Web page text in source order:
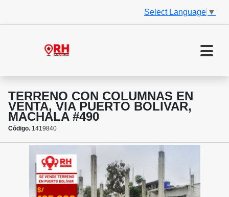
Select Language ▼
TERRENO CON COLUMNAS EN
VENTA, VIA PUERTO BOLIVAR,
MACHALA #490
Código. 1419840